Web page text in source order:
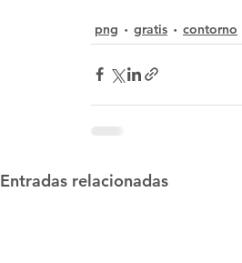
png
gratis contorno
Entradas relacionadas